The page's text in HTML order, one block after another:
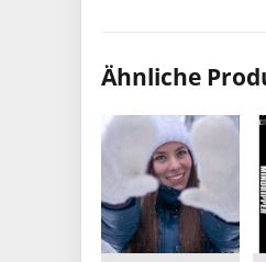
Ähnliche